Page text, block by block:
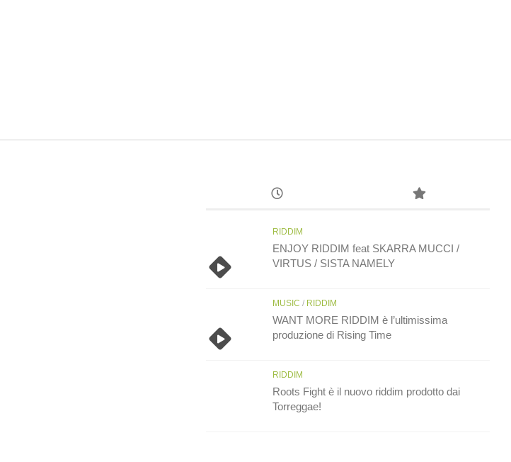
RIDDIM
ENJOY RIDDIM feat SKARRA MUCCI /
VIRTUS / SISTA NAMELY
MUSIC / RIDDIM
WANT MORE RIDDIM è l’ultimissima
produzione di Rising Time
RIDDIM
Roots Fight è il nuovo riddim prodotto dai
Torreggae!